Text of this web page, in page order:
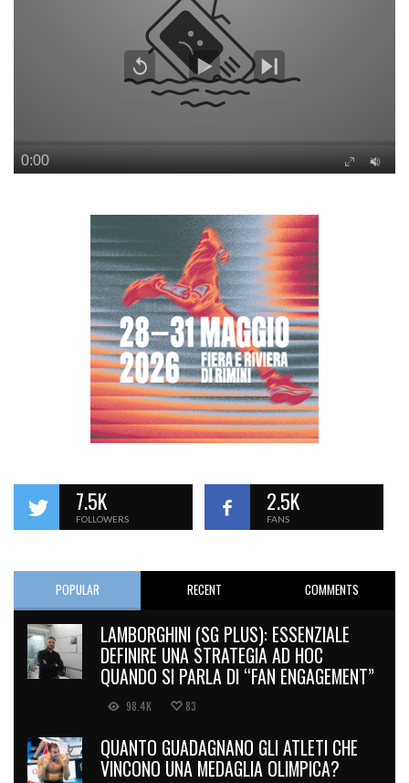
7.5K
FOLLOWERS
2.5K
FANS
POPULAR RECENT COMMENTS
LAMBORGHINI (SG PLUS): ESSENZIALE
DEFINIRE UNA STRATEGIA AD HOC
QUANDO SI PARLA DI “FAN ENGAGEMENT”
98.4K 83
QUANTO GUADAGNANO GLI ATLETI CHE
VINCONO UNA MEDAGLIA OLIMPICA?